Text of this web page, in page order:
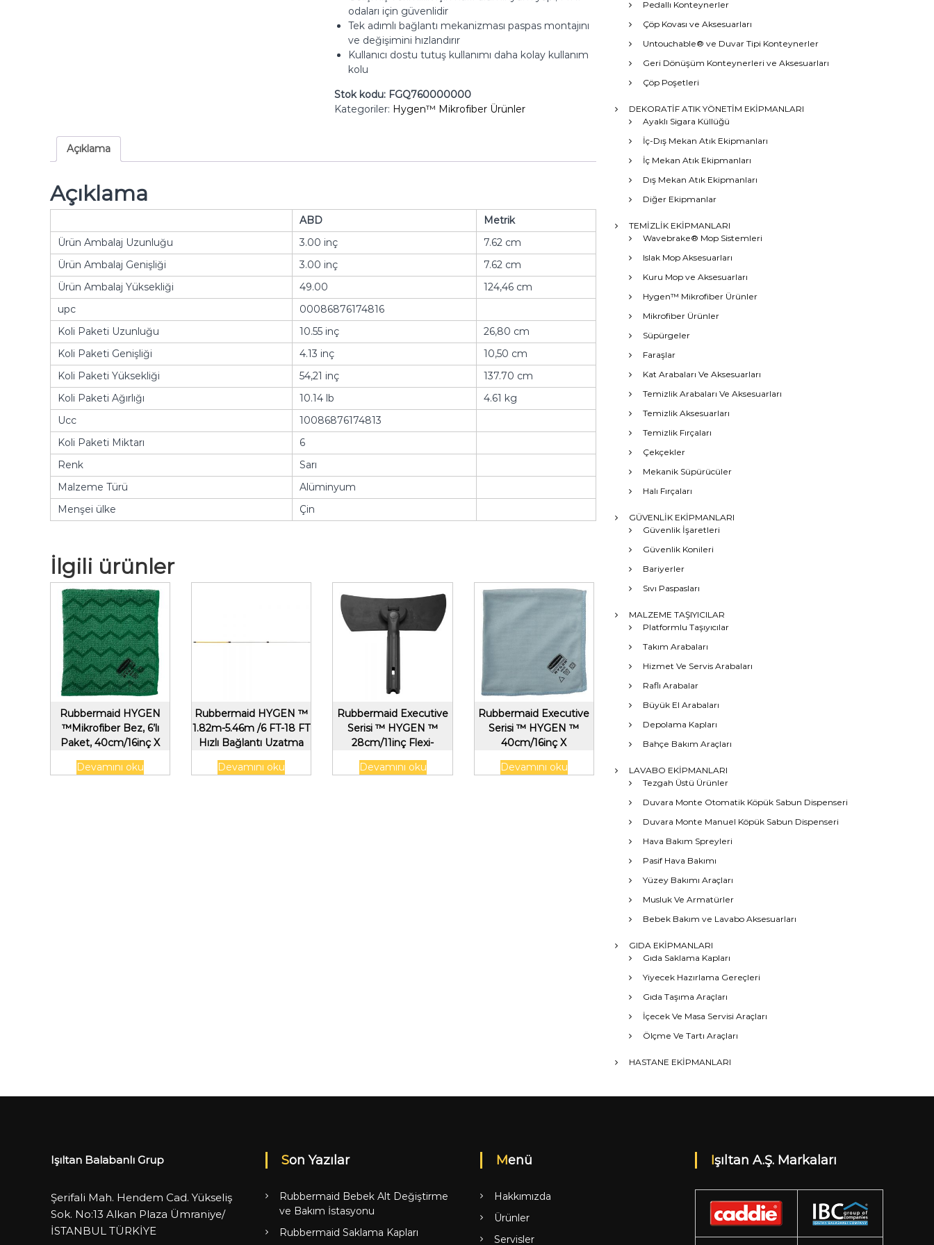
odaları için güvenlidir
Tek adımlı bağlantı mekanizması paspas montajını
ve değişimini hızlandırır
Kullanıcı dostu tutuş kullanımı daha kolay kullanım
kolu
Stok kodu: FGQ760000000
Kategoriler: Hygen™ Mikrofiber Ürünler
Açıklama
Açıklama
ABD
Metrik
Ürün Ambalaj Uzunluğu
3.00 inç
7.62 cm
Ürün Ambalaj Genişliği
3.00 inç
7.62 cm
Ürün Ambalaj Yüksekliği
49.00
124,46 cm
upc
00086876174816
Koli Paketi Uzunluğu
10.55 inç
26,80 cm
Koli Paketi Genişliği
4.13 inç
10,50 cm
Koli Paketi Yüksekliği
54,21 inç
137.70 cm
Koli Paketi Ağırlığı
10.14 lb
4.61 kg
Ucc
10086876174813
Koli Paketi Miktarı
6
Renk
Sarı
Malzeme Türü
Alüminyum
Menşei ülke
Çin
İlgili ürünler
Rubbermaid HYGEN
™Mikrofiber Bez, 6’lı
Paket, 40cm/16inç X
40cm/16inç Yeşil
Devamını oku
Rubbermaid HYGEN ™
1.82m-5.46m /6 FT-18 FT
Hızlı Bağlantı Uzatma
Kolu, Sarı
Devamını oku
Rubbermaid Executive
Serisi ™ HYGEN ™
28cm/11inç Flexi-
Çerçeve, Siyah
Devamını oku
Rubbermaid Executive
Serisi ™ HYGEN ™
40cm/16inç X
40cm/16inç Cam
Mikrofiber Bez, 6’lı
Devamını oku
Pedallı Konteynerler
Çöp Kovası ve Aksesuarları
Untouchable® ve Duvar Tipi Konteynerler
Geri Dönüşüm Konteynerleri ve Aksesuarları
Çöp Poşetleri
DEKORATİF ATIK YÖNETİM EKİPMANLARI
Ayaklı Sigara Küllüğü
İç-Dış Mekan Atık Ekipmanları
İç Mekan Atık Ekipmanları
Dış Mekan Atık Ekipmanları
Diğer Ekipmanlar
TEMİZLİK EKİPMANLARI
Wavebrake® Mop Sistemleri
Islak Mop Aksesuarları
Kuru Mop ve Aksesuarları
Hygen™ Mikrofiber Ürünler
Mikrofiber Ürünler
Süpürgeler
Faraşlar
Kat Arabaları Ve Aksesuarları
Temizlik Arabaları Ve Aksesuarları
Temizlik Aksesuarları
Temizlik Fırçaları
Çekçekler
Mekanik Süpürücüler
Halı Fırçaları
GÜVENLİK EKİPMANLARI
Güvenlik İşaretleri
Güvenlik Konileri
Bariyerler
Sıvı Paspasları
MALZEME TAŞIYICILAR
Platformlu Taşıyıcılar
Takım Arabaları
Hizmet Ve Servis Arabaları
Raflı Arabalar
Büyük El Arabaları
Depolama Kapları
Bahçe Bakım Araçları
LAVABO EKİPMANLARI
Tezgah Üstü Ürünler
Duvara Monte Otomatik Köpük Sabun Dispenseri
Duvara Monte Manuel Köpük Sabun Dispenseri
Hava Bakım Spreyleri
Pasif Hava Bakımı
Yüzey Bakımı Araçları
Musluk Ve Armatürler
Bebek Bakım ve Lavabo Aksesuarları
GIDA EKİPMANLARI
Gıda Saklama Kapları
Yiyecek Hazırlama Gereçleri
Gıda Taşıma Araçları
İçecek Ve Masa Servisi Araçları
Ölçme Ve Tartı Araçları
HASTANE EKİPMANLARI
Işıltan Balabanlı Grup
Şerifali Mah. Hendem Cad. Yükseliş
Sok. No:13 Alkan Plaza Ümraniye/
İSTANBUL TÜRKİYE
Son Yazılar
Rubbermaid Bebek Alt Değiştirme
ve Bakım İstasyonu
Rubbermaid Saklama Kapları
Menü
Hakkımızda
Ürünler
Servisler
Işıltan A.Ş. Markaları